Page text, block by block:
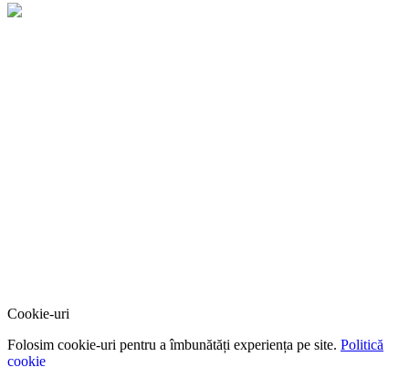
Cookie-uri
Folosim cookie-uri pentru a îmbunătăți experiența pe site. Politică
cookie